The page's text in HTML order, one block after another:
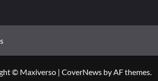
© Maxiverso | CoverNews by AF themes.